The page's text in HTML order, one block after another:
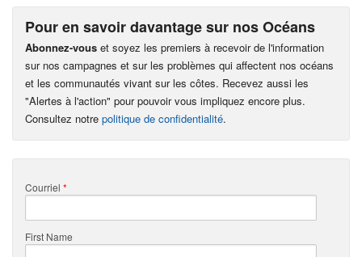
Pour en savoir davantage sur nos Océans
Abonnez-vous et soyez les premiers à recevoir de l'information
sur nos campagnes et sur les problèmes qui affectent nos océans
et les communautés vivant sur les côtes. Recevez aussi les
"Alertes à l'action" pour pouvoir vous impliquez encore plus.
Consultez notre politique de confidentialité.
Courriel *
First Name